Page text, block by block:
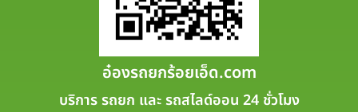
อ๋องรถยกร้อยเอ็ด.com
บริการ รถยก และ รถสไลด์ออน 24 ชั่วโมง